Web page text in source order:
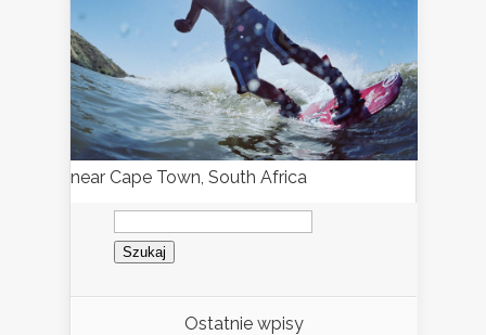
near Cape Town, South Africa
Szukaj:
Ostatnie wpisy